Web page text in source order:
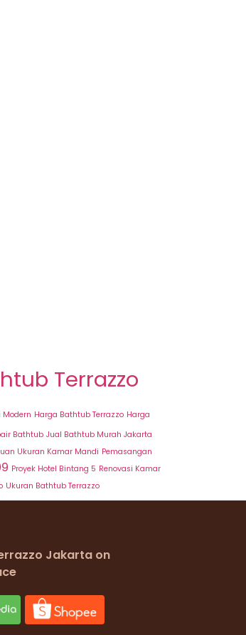
Terrazzo
Modern Harga Bathtub Terrazzo Harga
Bathtub Jual Bathtub Murah Jakarta
Ukuran Kamar Mandi Pemasangan
Proyek Hotel Bintang 5 Renovasi Kamar
Ukuran Bathtub Terrazzo
Jakarta on